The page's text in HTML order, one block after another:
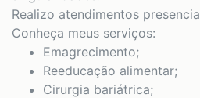
Realizo atendimentos
Conheça meus serviços:
Emagrecimento;
Reeducação alimentar;
Cirurgia bariátrica;